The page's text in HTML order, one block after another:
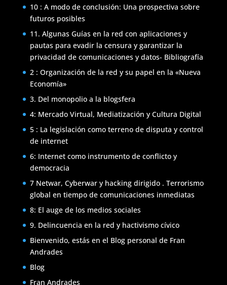
10 : A modo de conclusión: Una prospectiva sobre
futuros posibles
11. Algunas Guías en la red con aplicaciones y
pautas para evadir la censura y garantizar la
privacidad de comunicaciones y datos- Bibliografía
2 : Organización de la red y su papel en la «Nueva
Economía»
3. Del monopolio a la blogsfera
4: Mercado Virtual, Mediatización y Cultura Digital
5 : La legislación como terreno de disputa y control
de internet
6: Internet como instrumento de conflicto y
democracia
7 Netwar, Cyberwar y hacking dirigido . Terrorismo
global en tiempo de comunicaciones inmediatas
8: El auge de los medios sociales
9. Delincuencia en la red y hactivismo cívico
Bienvenido, estás en el Blog personal de Fran
Andrades
Blog
Fran Andrades